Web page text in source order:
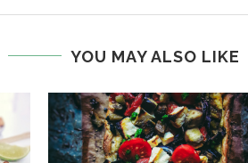
YOU MAY ALSO LIKE